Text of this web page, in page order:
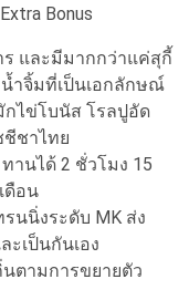
Bonus
ร และมีมากกว่าแค่สุกี้
ำจิ้มที่เป็นเอกลักษณ์
กไข่โบนัส โรลปูอัด
ชาไทย
ทานได้ 2 ชั่วโมง 15
ดือน
นนิ่งระดับ MK ส่ง
เป็นกันเอง
ตามการขยายตัว